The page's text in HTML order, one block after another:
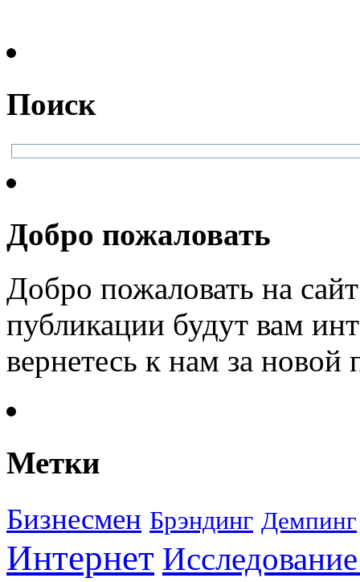
Поиск
Добро пожаловать
Добро пожаловать на
публикации будут вам
вернетесь к нам за
Метки
Бизнесмен Брэндинг Демпинг
Интернет